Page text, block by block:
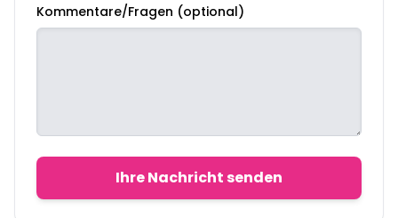
Kommentare/Fragen (optional)
Ihre Nachricht senden